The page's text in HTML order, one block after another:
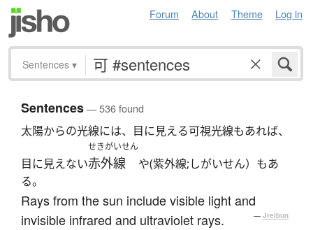
Forum About Theme Log in
Sentences ▾
Sentences— 536 found
太陽からの光線には、目に見える可視光線もあれば、
目に見えない
せきがいせん
赤外線
や(紫外線;しがいせん）もあ
る。
Rays from the sun include visible light and
invisible infrared and ultraviolet rays.
— Jreibun